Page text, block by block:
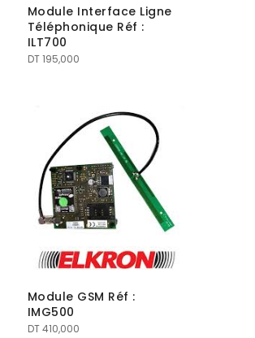
Module Interface Ligne
Téléphonique Réf :
ILT700
DT195,000
Module GSM Réf :
IMG500
DT410,000